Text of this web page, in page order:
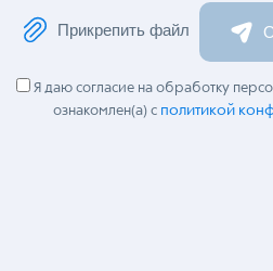
Прикрепить файл
Я даю согласие на обработку
ознакомлен(а) с политикой